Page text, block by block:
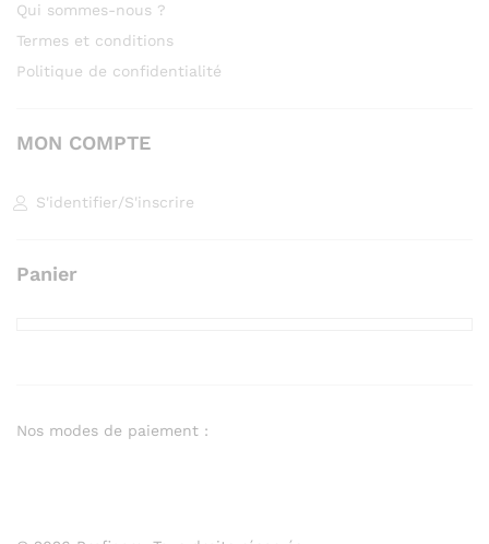
Qui sommes-nous ?
Termes et conditions
Politique de confidentialité
MON COMPTE
S'identifier/S'inscrire
Panier
Nos modes de paiement :